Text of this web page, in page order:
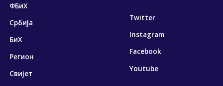
ФБиХ
Србија
БиХ
Регион
Свијет
Twitter
Instagram
Facebook
Youtube